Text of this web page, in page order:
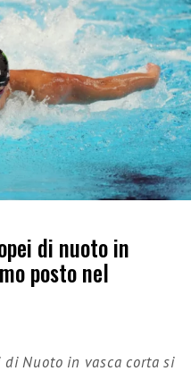
di nuoto in
posto nel
Nuoto in vasca corta si